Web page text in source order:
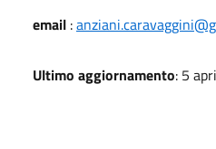
email :
Ultimo aggiornamento: 5